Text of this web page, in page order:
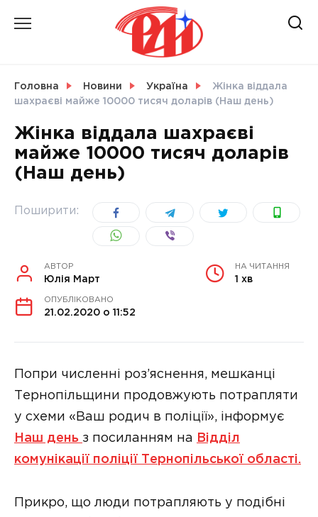
Головна Новини Україна
Жінка віддала
шахраєві майже 10000 тисяч доларів (Наш день)
Жінка віддала шахраєві
майже 10000 тисяч доларів
(Наш день)
Поширити:
АВТОР
Юлія Март
НА ЧИТАННЯ
1 хв
ОПУБЛІКОВАНО
21.02.2020 о 11:52
Попри численні роз’яснення, мешканці
Тернопільщини продовжують потрапляти
у схеми «Ваш родич в поліції», інформує
Наш день з посиланням на
Відділ
комунікації поліції Тернопільської області.
Прикро, що люди потрапляють у подібні